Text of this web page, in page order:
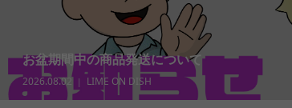
お盆期間中の商品発送について
2026.08.02 LIME ON DISH